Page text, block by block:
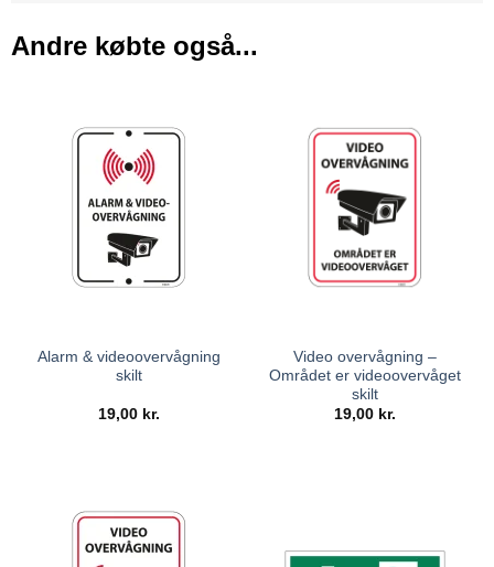
Andre købte også...
Alarm & videoovervågning
skilt
19,00 kr.
Video overvågning –
Området er videoovervåget
skilt
19,00 kr.